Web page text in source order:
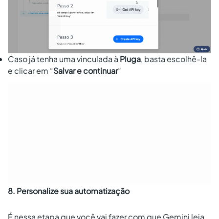
Caso já tenha uma vinculada à Pluga, basta escolhê-la
e clicar em “Salvar e continuar”
8. Personalize sua automatização
É nessa etapa que você vai fazer com que Gemini leia